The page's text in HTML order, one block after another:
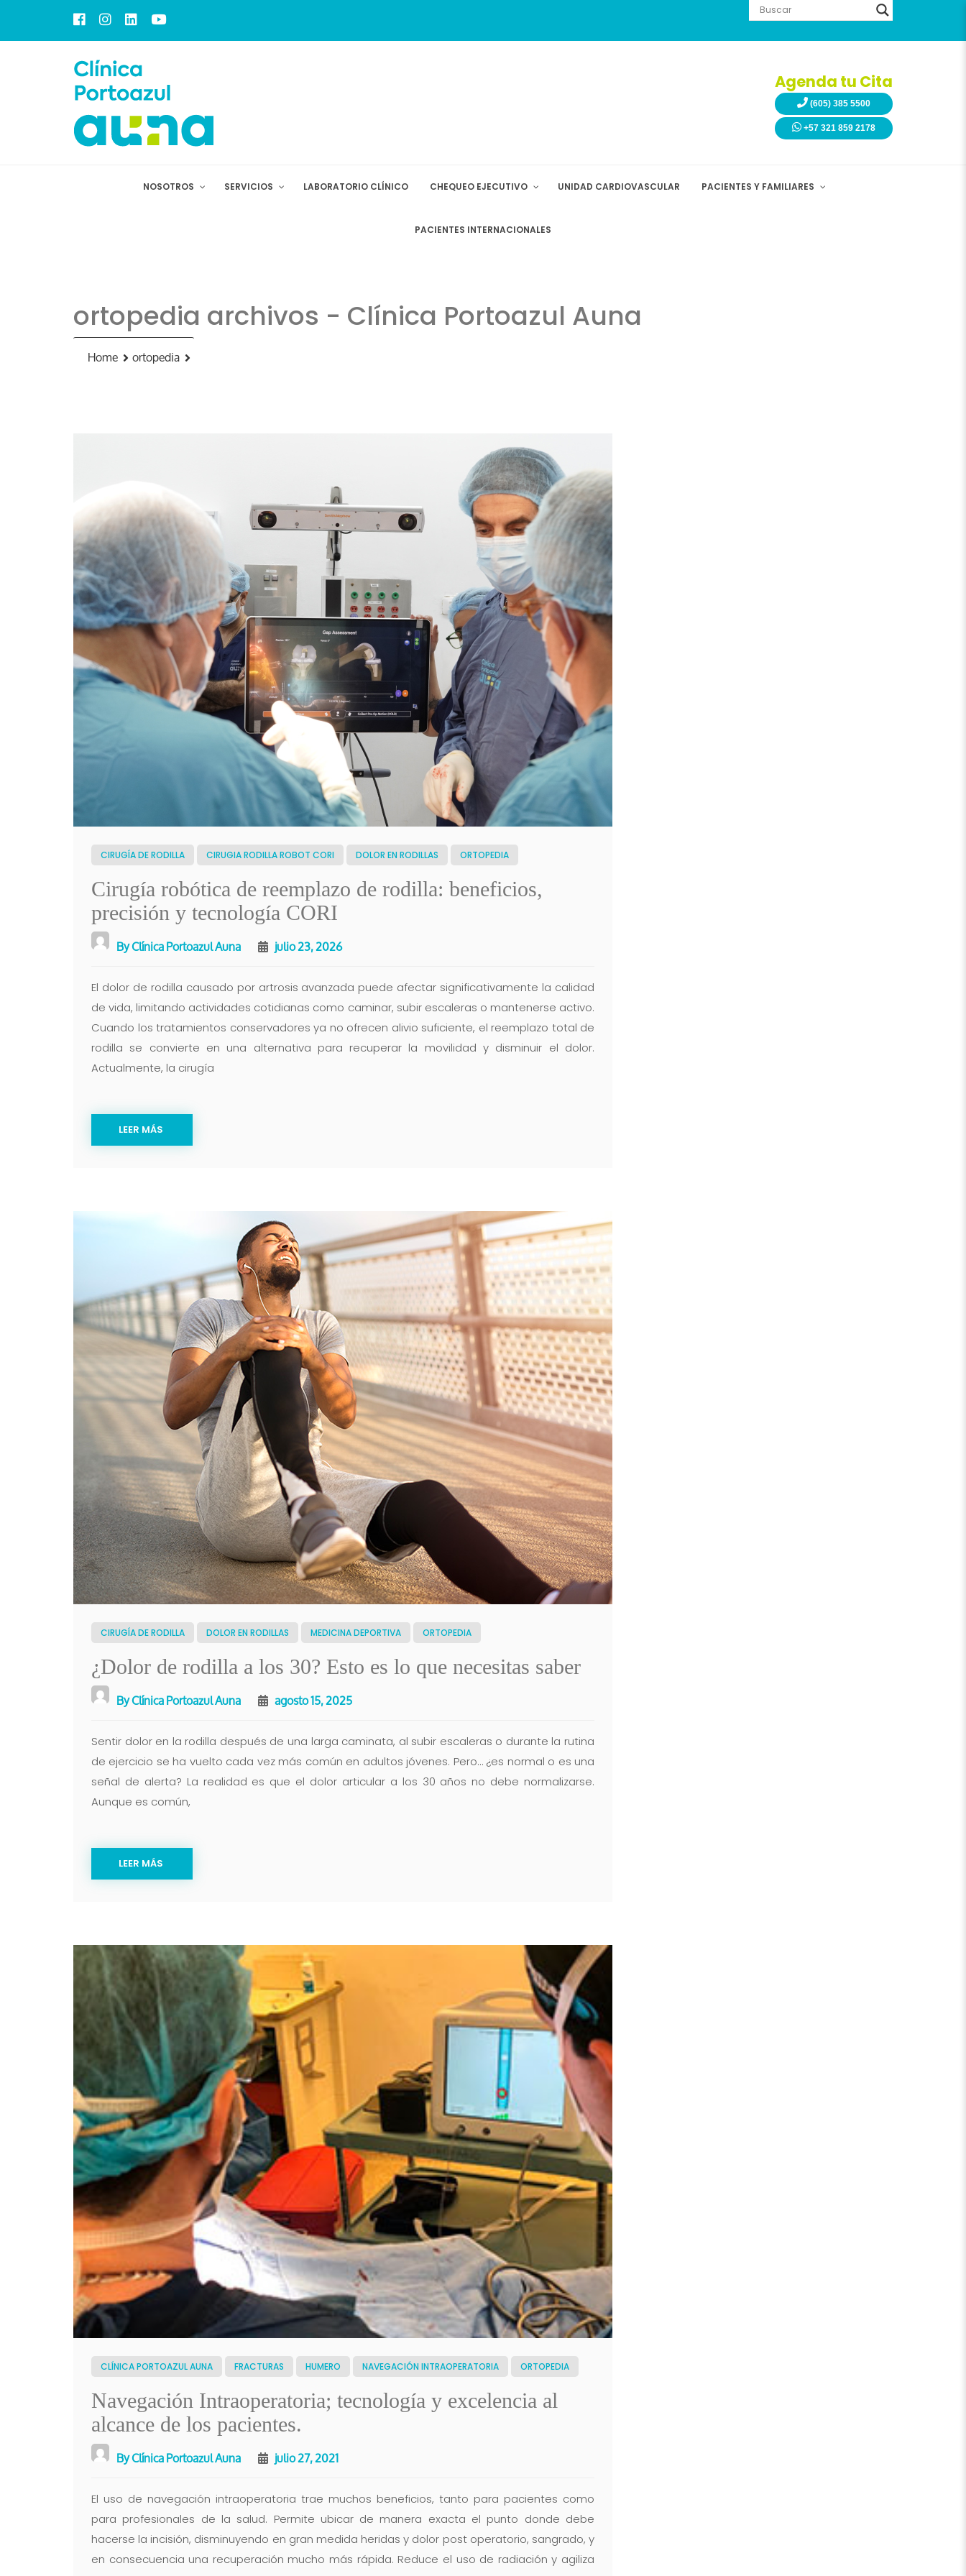
Agenda tu Cita
(605) 385 5500
+57 321 859 2178
NOSOTROS SERVICIOS LABORATORIO CLÍNICO CHEQUEO EJECUTIVO UNIDAD CARDIOVASCULAR PACIENTES Y FAMILIARES
PACIENTES INTERNACIONALES
ortopedia archivos - Clínica Portoazul Auna
Home ortopedia
CIRUGÍA DE RODILLA CIRUGIA RODILLA ROBOT CORI DOLOR EN RODILLAS ORTOPEDIA
Cirugía robótica de reemplazo de rodilla: beneficios,
precisión y tecnología CORI
ByClínica Portoazul Auna julio 23, 2026
El dolor de rodilla causado por artrosis avanzada puede afectar significativamente la calidad
de vida, limitando actividades cotidianas como caminar, subir escaleras o mantenerse activo.
Cuando los tratamientos conservadores ya no ofrecen alivio suficiente, el reemplazo total de
rodilla se convierte en una alternativa para recuperar la movilidad y disminuir el dolor.
Actualmente, la cirugía
LEER MÁS
CIRUGÍA DE RODILLA DOLOR EN RODILLAS MEDICINA DEPORTIVA ORTOPEDIA
¿Dolor de rodilla a los 30? Esto es lo que necesitas saber
ByClínica Portoazul Auna agosto 15, 2025
Sentir dolor en la rodilla después de una larga caminata, al subir escaleras o durante la rutina
de ejercicio se ha vuelto cada vez más común en adultos jóvenes. Pero… ¿es normal o es una
señal de alerta? La realidad es que el dolor articular a los 30 años no debe normalizarse.
Aunque es común,
LEER MÁS
CLÍNICA PORTOAZUL AUNA FRACTURAS HUMERO NAVEGACIÓN INTRAOPERATORIA ORTOPEDIA
Navegación Intraoperatoria; tecnología y excelencia al
alcance de los pacientes.
ByClínica Portoazul Auna julio 27, 2021
El uso de navegación intraoperatoria trae muchos beneficios, tanto para pacientes como
para profesionales de la salud. Permite ubicar de manera exacta el punto donde debe
hacerse la incisión, disminuyendo en gran medida heridas y dolor post operatorio, sangrado, y
en consecuencia una recuperación mucho más rápida. Reduce el uso de radiación y agiliza